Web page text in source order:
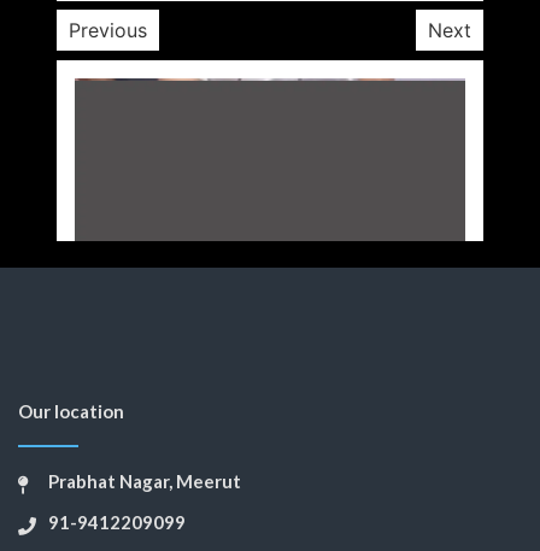
Previous Next
Our location
Prabhat Nagar, Meerut
91-9412209099